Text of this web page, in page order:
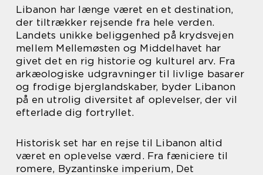
Libanon har længe været en et destination,
der tiltrækker rejsende fra hele verden.
Landets unikke beliggenhed på krydsvejen
mellem Mellemøsten og Middelhavet har
givet det en rig historie og kulturel arv. Fra
arkæologiske udgravninger til livlige basarer
og frodige bjerglandskaber, byder Libanon
på en utrolig diversitet af oplevelser, der vil
efterlade dig fortryllet.
Historisk set har en rejse til Libanon altid
været en oplevelse værd. Fra fæniciere til
romere, Byzantinske imperium, Det